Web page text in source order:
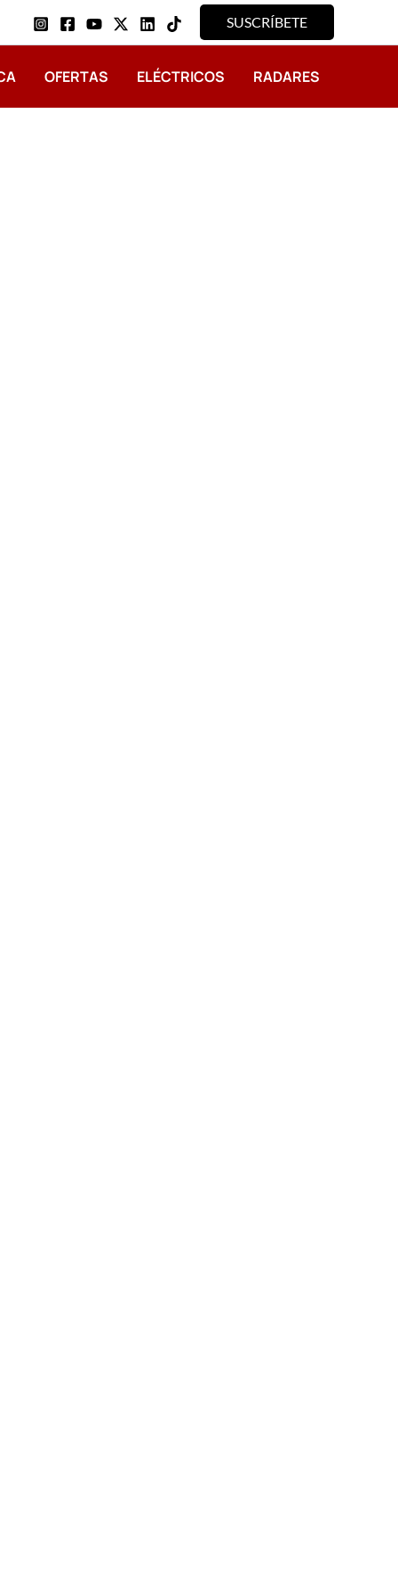
SUSCRÍBETE
OFERTAS ELÉCTRICOS RADARES